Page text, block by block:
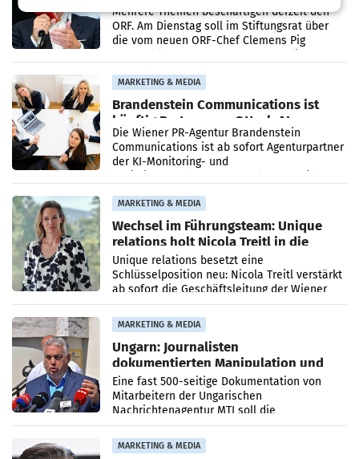
Mehrere Themen beschäftigen derzeit den
ORF. Am Dienstag soll im Stiftungsrat über
die vom neuen ORF-Chef Clemens Pig
MARKETING & MEDIA
Brandenstein Communications ist
künftig Partner von OtterlyAI
Die Wiener PR-Agentur Brandenstein
Communications ist ab sofort Agenturpartner
der KI-Monitoring- und
MARKETING & MEDIA
Wechsel im Führungsteam: Unique
relations holt Nicola Treitl in die
Geschäftsleitung
Unique relations besetzt eine
Schlüsselposition neu: Nicola Treitl verstärkt
ab sofort die Geschäftsleitung der Wiener
PR-Agentur an der Seite von Josef Kalina und
Anna Kalina-Mahr.
MARKETING & MEDIA
Ungarn: Journalisten
dokumentierten Manipulation und
Zensur
Eine fast 500-seitige Dokumentation von
Mitarbeitern der Ungarischen
Nachrichtenagentur MTI soll die
systematische Nachrichten-Manipulation und
Zensur bei der Agentur während der Zeit
MARKETING & MEDIA